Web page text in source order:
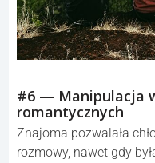
#6 — Manipulacja
romantycznych
Znajoma pozwalała
rozmowy, nawet gdy